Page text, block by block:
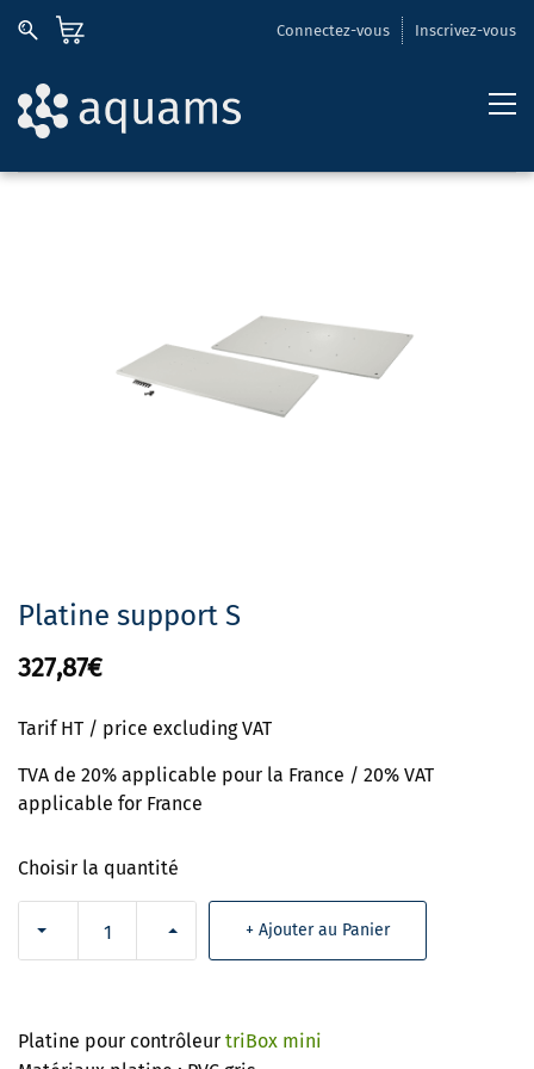
Connectez-vous Inscrivez-vous
Platine support S
327,87€
Platine pour contrôleur triBox mini
Tarif HT / price excluding VAT
TVA de 20% applicable pour la France / 20% VAT
applicable for France
Choisir la quantité
+ Ajouter au Panier